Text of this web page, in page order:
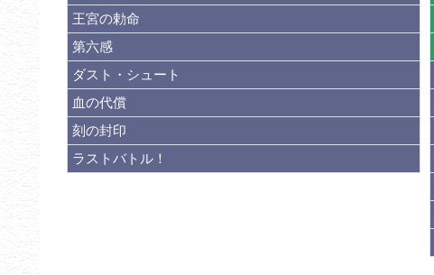
王宮の勅命
第六感
ダスト・シュート
血の代償
刻の封印
ラストバトル！